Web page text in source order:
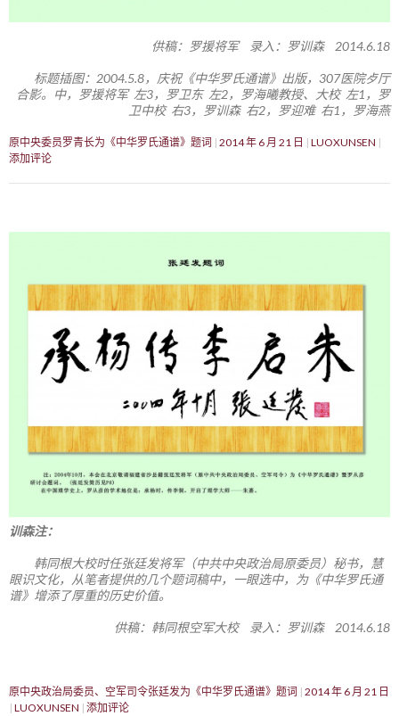
供稿：罗援将军 录入：罗训森 2014.6.18
标题插图：2004.5.8，庆祝《中华罗氏通谱》出版，307医院歺厅
合影。中，罗援将军 左3，罗卫东 左2，罗海曦教授、大校 左1，罗
卫中校 右3，罗训森 右2，罗迎难 右1，罗海燕
原中央委员罗青长为《中华罗氏通谱》题词 2014 年 6 月 21 日
LUOXUNSEN
添加评论
训森注：
韩同根大校时任张廷发将军（中共中央政治局原委员）秘书，慧
眼识文化，从笔者提供的几个题词稿中，一眼选中，为《中华罗氏通
谱》增添了厚重的历史价值。
供稿：韩同根空军大校 录入：罗训森 2014.6.18
原中央政治局委员、空军司令张廷发为《中华罗氏通谱》题词 2014 年 6 月 21 日
LUOXUNSEN 添加评论